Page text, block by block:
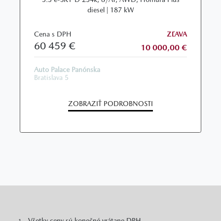
diesel | 187 kW
Cena s DPH
60 459 €
ZĽAVA
10 000,00 €
Auto Palace Panónska
Bratislava 5
ZOBRAZIŤ PODROBNOSTI